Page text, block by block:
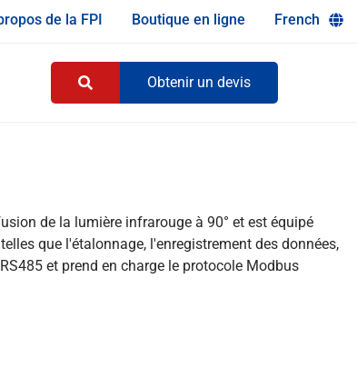
de la FPI Boutique en ligne French
Obtenir un devis
de la lumière infrarouge à 90° et est équipé
que l'étalonnage, l'enregistrement des données,
et prend en charge le protocole Modbus